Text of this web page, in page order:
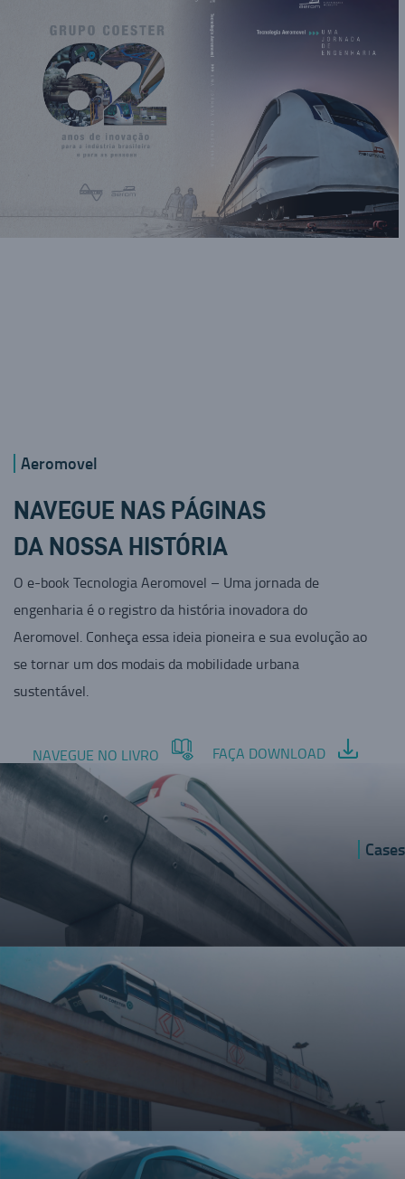
Aeromovel
NAVEGUE NAS PÁGINAS
DA NOSSA HISTÓRIA
O e-book Tecnologia Aeromovel – Uma jornada de
engenharia é o registro da história inovadora do
Aeromovel. Conheça essa ideia pioneira e sua evolução ao
se tornar um dos modais da mobilidade urbana
sustentável.
NAVEGUE NO LIVRO FAÇA DOWNLOAD
Cases